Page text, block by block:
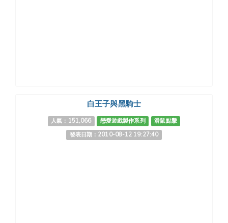
白王子與黑騎士
人氣：151,066 戀愛遊戲製作系列
滑鼠點擊
發表日期：2010-08-12 19:27:40